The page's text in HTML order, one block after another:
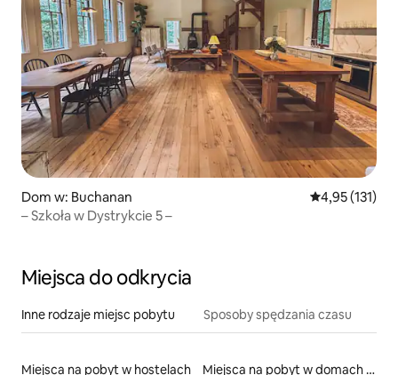
Dom w: Buchanan Średnia
4,95 (131)
– Szkoła w Dystrykcie 5 –
Miejsca do odkrycia
Inne rodzaje miejsc pobytu Sposoby spędzania czasu
Miejsca na pobyt w hostelach
Miejsca na pobyt w domach kopułowych